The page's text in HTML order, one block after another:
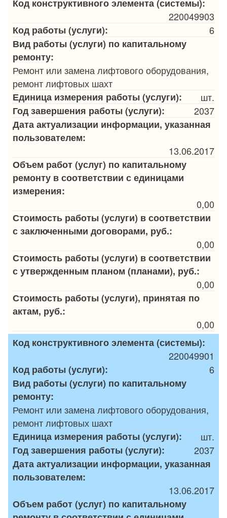
Код конструктивного элемента (системы):
220049903
Код работы (услуги):
6
Вид работы (услуги) по капитальному
ремонту:
Ремонт или замена лифтового оборудования,
ремонт лифтовых шахт
Единица измерения работы (услуги):
шт.
Год завершения работы (услуги):
2037
Дата актуализации информации, указанная
пользователем:
13.06.2017
Объем работ (услуг) по капитальному
ремонту в соответствии с единицами
измерения:
0,00
Стоимость работы (услуги) в соответствии
с заключенными договорами, руб.:
0,00
Стоимость работы (услуги) в соответствии
с утвержденным планом (планами), руб.:
0,00
Стоимость работы (услуги), принятая по
актам, руб.:
0,00
Код конструктивного элемента (системы):
220049901
Код работы (услуги):
6
Вид работы (услуги) по капитальному
ремонту:
Ремонт или замена лифтового оборудования,
ремонт лифтовых шахт
Единица измерения работы (услуги):
шт.
Год завершения работы (услуги):
2037
Дата актуализации информации, указанная
пользователем:
13.06.2017
Объем работ (услуг) по капитальному